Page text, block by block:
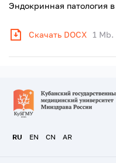
Эндокринная патология
Скачать DOCX 1 Mb.
RU EN CN AR